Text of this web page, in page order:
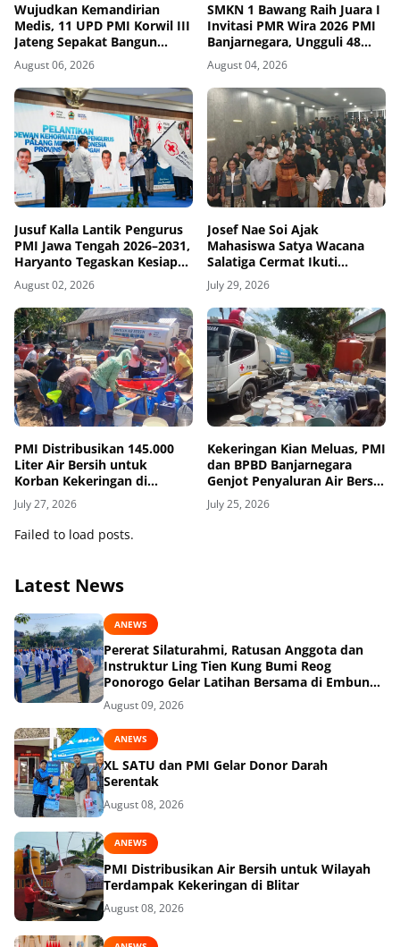
Wujudkan Kemandirian
Medis, 11 UPD PMI Korwil III
Jateng Sepakat Bangun
Jejaring Plasma Fraksionasi
Berkualitas CPOB
August 06, 2026
SMKN 1 Bawang Raih Juara I
Invitasi PMR Wira 2026 PMI
Banjarnegara, Ungguli 48
Tim
August 04, 2026
Jusuf Kalla Lantik Pengurus
PMI Jawa Tengah 2026–2031,
Haryanto Tegaskan Kesiapan
Abdi Kemanusiaan
August 02, 2026
Josef Nae Soi Ajak
Mahasiswa Satya Wacana
Salatiga Cermat Ikuti
Dinamika Geopolitik Global
July 29, 2026
PMI Distribusikan 145.000
Liter Air Bersih untuk
Korban Kekeringan di
Grobogan
July 27, 2026
Kekeringan Kian Meluas, PMI
dan BPBD Banjarnegara
Genjot Penyaluran Air Bersih
untuk Penuhi Kebutuhan
Pokok Warga
July 25, 2026
Failed to load posts.
Latest News
ANEWS
Pererat Silaturahmi, Ratusan Anggota dan
Instruktur Ling Tien Kung Bumi Reog
Ponorogo Gelar Latihan Bersama di Embung
Pakel
August 09, 2026
ANEWS
XL SATU dan PMI Gelar Donor Darah
Serentak
August 08, 2026
ANEWS
PMI Distribusikan Air Bersih untuk Wilayah
Terdampak Kekeringan di Blitar
August 08, 2026